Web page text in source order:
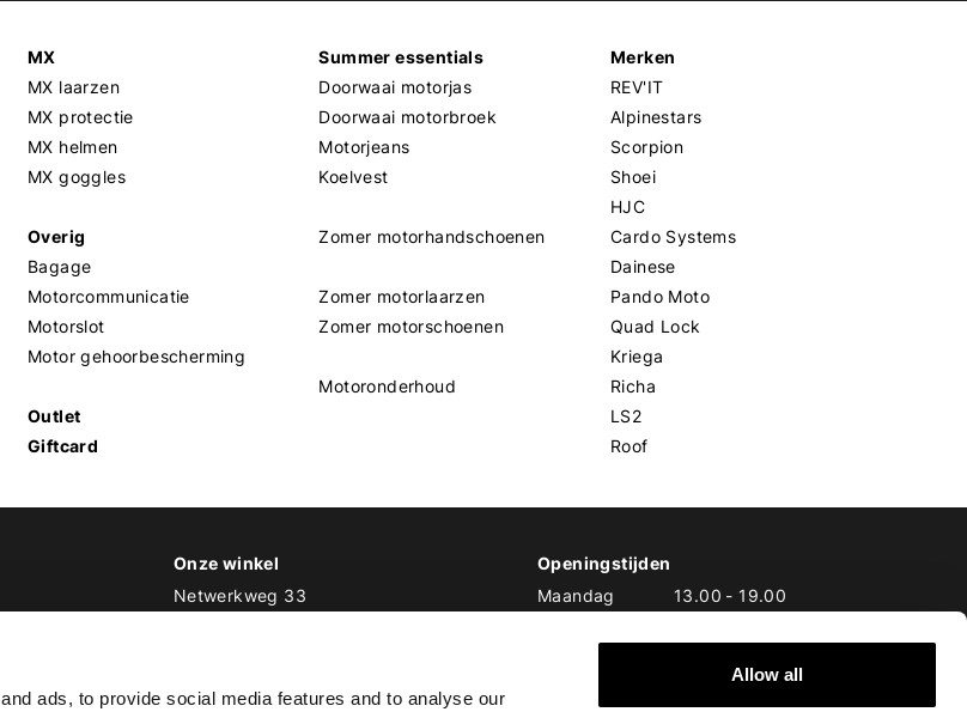
ads, to provide social media features and to analyse our
Allow all
MX
MX laarzen
MX protectie
MX helmen
MX goggles
Overig
Bagage
Motorcommunicatie
Motorslot
Motor gehoorbescherming
Outlet
Giftcard
Summer essentials
Doorwaai motorjas
Doorwaai motorbroek
Motorjeans
Koelvest
Zomer motorhandschoenen
Zomer motorlaarzen
Zomer motorschoenen
Motoronderhoud
Merken
REV'IT
Alpinestars
Scorpion
Shoei
HJC
Cardo Systems
Dainese
Pando Moto
Quad Lock
Kriega
Richa
LS2
Roof
Onze winkel
Netwerkweg 33
T 020 493 03 67
Openingstijden
Maandag
13.00 - 19.00
Woensdag
10.00-19.00
-20.00